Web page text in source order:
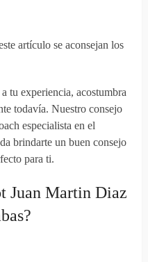
artículo se aconsejan los
tu experiencia, acostumbra
todavía. Nuestro consejo
especialista en el
brindarte un buen consejo
para ti.
Juan Martin Diaz